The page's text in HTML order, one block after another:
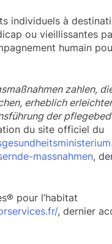
individuels à
ou vieillissantes
humain
zahlen,
erheblich
der
du site officiel du
massnahmen,
pour l’habitat
, dernier